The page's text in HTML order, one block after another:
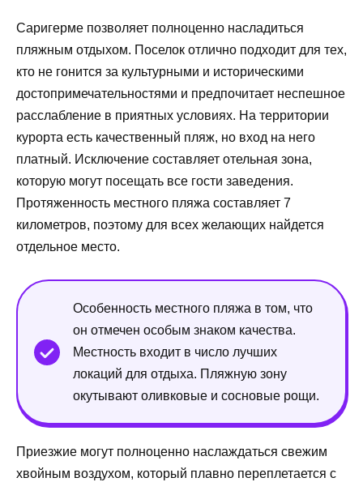
Саригерме позволяет полноценно насладиться
пляжным отдыхом. Поселок отлично подходит для тех,
кто не гонится за культурными и историческими
достопримечательностями и предпочитает неспешное
расслабление в приятных условиях. На территории
курорта есть качественный пляж, но вход на него
платный. Исключение составляет отельная зона,
которую могут посещать все гости заведения.
Протяженность местного пляжа составляет 7
километров, поэтому для всех желающих найдется
отдельное место.
Особенность местного пляжа в том, что
он отмечен особым знаком качества.
Местность входит в число лучших
локаций для отдыха. Пляжную зону
окутывают оливковые и сосновые рощи.
Приезжие могут полноценно наслаждаться свежим
хвойным воздухом, который плавно переплетается с